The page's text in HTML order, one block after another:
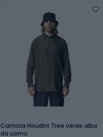
Camicia Houdini Tree verde alba
da uomo